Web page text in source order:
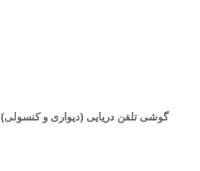
گوشی تلفن دریایی (دیواری و کنسولی)